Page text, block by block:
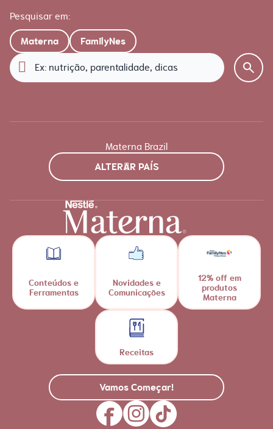
Pesquisar em:
Materna FamilyNes
Materna Brazil
ALTERAR PAÍS
Conteúdos e
Ferramentas
Novidades e
Comunicações
12% off em
produtos
Materna
Receitas
Vamos Começar!